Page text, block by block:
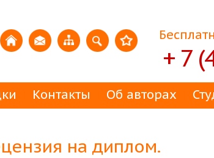
+ 7
Контакты Об авторах
на диплом.